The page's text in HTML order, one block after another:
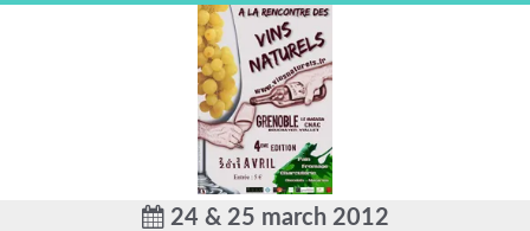
24 & 25 march 2012